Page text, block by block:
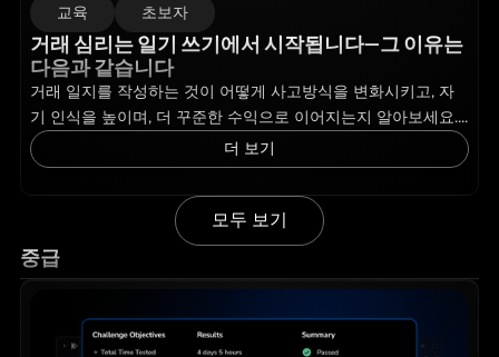
교육 초보자
거래 심리는 일기 쓰기에서 시작됩니다—그 이유는
다음과 같습니다
거래 일지를 작성하는 것이 어떻게 사고방식을 변화시키고, 자
기 인식을 높이며, 더 꾸준한 수익으로 이어지는지 알아보세요....
더 보기
모두 보기
중급